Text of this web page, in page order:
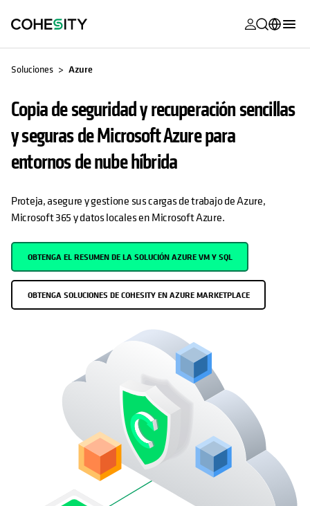
se abre en
se abre en
Alta
se abre en
se abre en
se abre en
se abre en
se abre en
Socios
se abre en
Deutsch (Germany)
Français (France)
Português (Brazil)
Korea)
Soluciones Azure
Copia de seguridad y recuperación sencillas
y seguras de Microsoft Azure para
entornos de nube híbrida
Proteja, asegure y gestione sus cargas de trabajo de Azure,
Microsoft 365 y datos locales en Microsoft Azure.
OBTENGA EL RESUMEN DE LA SOLUCIÓN AZURE VM Y SQL
SE ABRE EN UNA PESTAÑA NUEVA
OBTENGA SOLUCIONES DE COHESITY EN AZURE MARKETPLACE
SE ABRE EN UNA PESTAÑA NUEVA